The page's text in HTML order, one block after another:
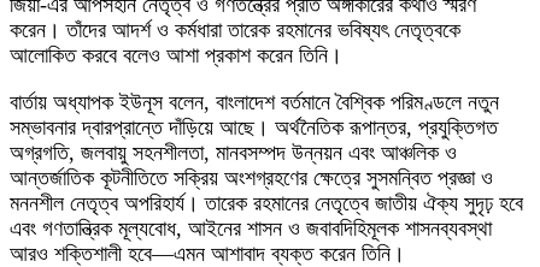
জিয়া-এর আপসহীন নেতৃত্ব ও গণতন্ত্রের প্রতি অঙ্গীকারের কথাও স্মরণ
করেন। তাঁদের আদর্শ ও কর্মধারা তারেক রহমানের ভবিষ্যৎ নেতৃত্বকে
আলোকিত করবে বলেও আশা প্রকাশ করেন তিনি।
বার্তায় অধ্যাপক ইউনূস বলেন, বাংলাদেশ বর্তমানে বৈশ্বিক পরিমণ্ডলে নতুন
সম্ভাবনার দ্বারপ্রান্তে দাঁড়িয়ে আছে। অর্থনৈতিক রূপান্তর, প্রযুক্তিগত
অগ্রগতি, জলবায়ু সহনশীলতা, মানবসম্পদ উন্নয়ন এবং আঞ্চলিক ও
আন্তর্জাতিক কূটনীতিতে সক্রিয় অংশগ্রহণের ক্ষেত্রে সুসমন্বিত প্রজ্ঞা ও
মননশীল নেতৃত্ব অপরিহার্য। তারেক রহমানের নেতৃত্বে জাতীয় ঐক্য সুদৃঢ় হবে
এবং গণতান্ত্রিক মূল্যবোধ, আইনের শাসন ও জবাবদিহিমূলক শাসনব্যবস্থা
আরও শক্তিশালী হবে—এমন আশাবাদ ব্যক্ত করেন তিনি।